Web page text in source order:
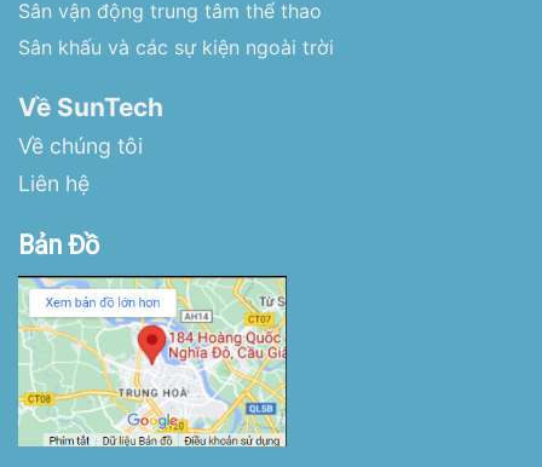
Sân vận động trung tâm thể thao
Sân khấu và các sự kiện ngoài trời
Về SunTech
Về chúng tôi
Liên hệ
Bản Đồ